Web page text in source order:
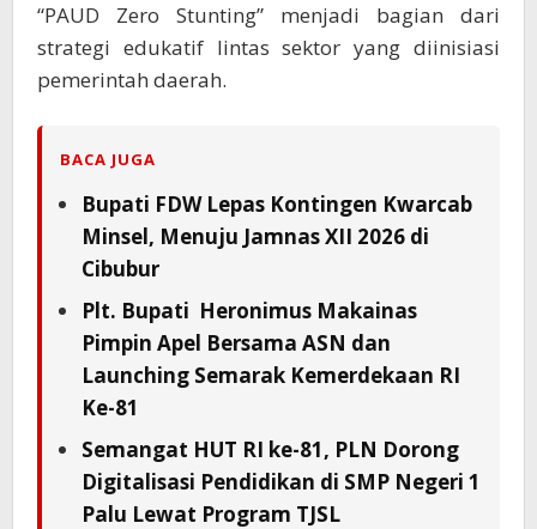
“PAUD Zero Stunting” menjadi bagian dari
strategi edukatif lintas sektor yang diinisiasi
pemerintah daerah.
BACA JUGA
Bupati FDW Lepas Kontingen Kwarcab
Minsel, Menuju Jamnas XII 2026 di
Cibubur
Plt. Bupati Heronimus Makainas
Pimpin Apel Bersama ASN dan
Launching Semarak Kemerdekaan RI
Ke-81
Semangat HUT RI ke-81, PLN Dorong
Digitalisasi Pendidikan di SMP Negeri 1
Palu Lewat Program TJSL